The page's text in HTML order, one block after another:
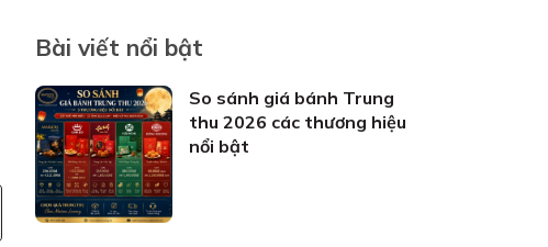
Bài viết nổi bật
So sánh giá bánh Trung
thu 2026 các thương hiệu
nổi bật